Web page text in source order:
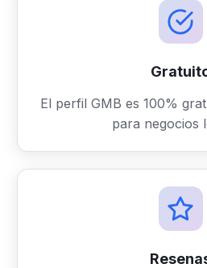
El perfil GMB es 100%
para negocios